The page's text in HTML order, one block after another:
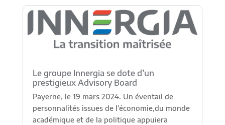
Le groupe Innergia se dote d’un
prestigieux Advisory Board
Payerne, le 19 mars 2024. Un éventail de
personnalités issues de l’économie,du monde
académique et de la politique appuiera